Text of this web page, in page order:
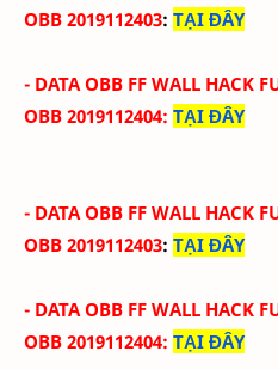
OBB 2019112403: TẠI ĐÂY
- DATA OBB FF WALL HACK
OBB 2019112404: TẠI ĐÂY
- DATA OBB FF WALL HACK
OBB 2019112403: TẠI ĐÂY
- DATA OBB FF WALL HACK
OBB 2019112404: TẠI ĐÂY